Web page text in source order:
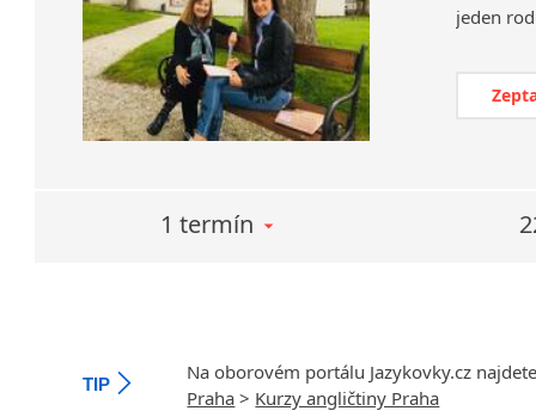
1 termín
TIP
Na oborovém portálu Jazykovky.cz
Praha > Kurzy angličtiny Praha